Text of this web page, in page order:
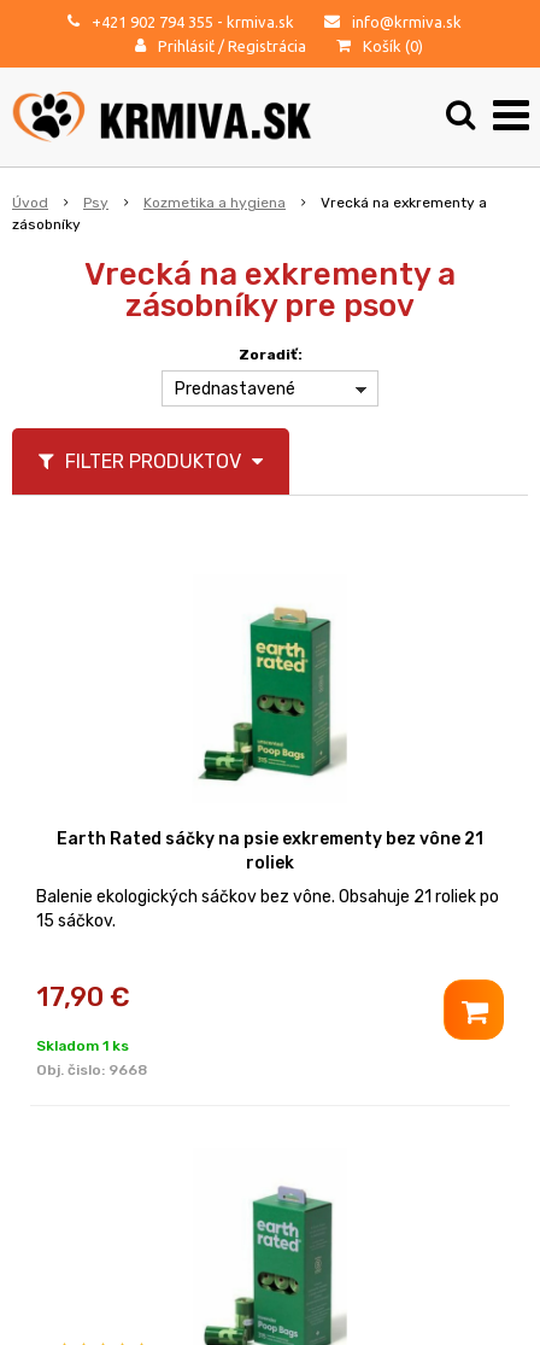
+421 902 794 355 - krmiva.sk
info@krmiva.sk
Prihlásiť / Registrácia Košík (0)
Úvod Psy Kozmetika a hygiena
Vrecká na exkrementy a
zásobníky
Vrecká na exkrementy a
zásobníky pre psov
Zoradiť:
Prednastavené
FILTER PRODUKTOV
Earth Rated sáčky na psie exkrementy bez vône 21
roliek
Balenie ekologických sáčkov bez vône. Obsahuje 21 roliek po
15 sáčkov.
17,90 €
Skladom 1 ks
Obj. čislo: 9668